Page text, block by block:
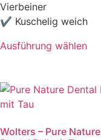
Vierbeiner
✔ Kuschelig weich
Ausführung wählen
Wolters – Pure Nature